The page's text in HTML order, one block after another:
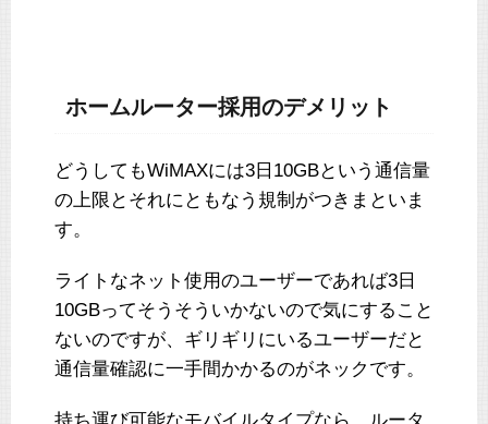
ホームルーター採用のデメリット
どうしてもWiMAXには3日10GBという通信量
の上限とそれにともなう規制がつきまといま
す。
ライトなネット使用のユーザーであれば3日
10GBってそうそういかないので気にすること
ないのですが、ギリギリにいるユーザーだと
通信量確認に一手間かかるのがネックです。